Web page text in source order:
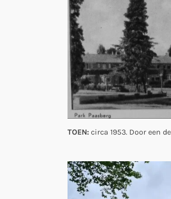
TOEN: circa 1953. Door een